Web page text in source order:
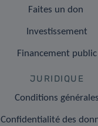
Faites un don
Investissement
Financement public
JURIDIQUE
Conditions générales
Confidentialité des